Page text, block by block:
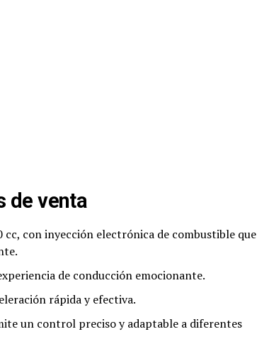
de venta
con inyección electrónica de combustible que
de conducción emocionante.
rápida y efectiva.
un control preciso y adaptable a diferentes